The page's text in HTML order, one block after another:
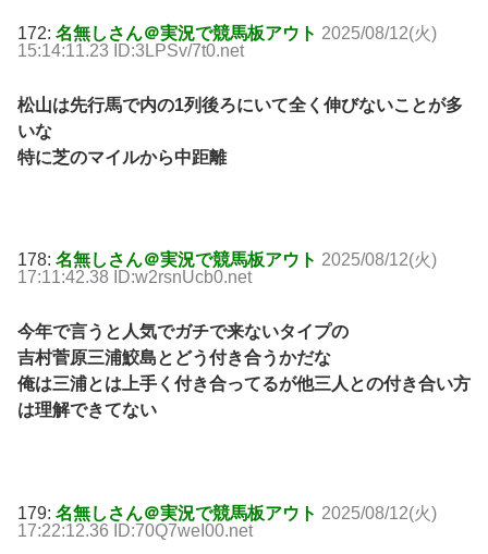
172: 名無しさん＠実況で競馬板アウト 2025/08/12(火)
15:14:11.23 ID:3LPSv/7t0.net
松山は先行馬で内の1列後ろにいて全く伸びないことが多
いな
特に芝のマイルから中距離
178: 名無しさん＠実況で競馬板アウト 2025/08/12(火)
17:11:42.38 ID:w2rsnUcb0.net
今年で言うと人気でガチで来ないタイプの
吉村菅原三浦鮫島とどう付き合うかだな
俺は三浦とは上手く付き合ってるが他三人との付き合い方
は理解できてない
179: 名無しさん＠実況で競馬板アウト 2025/08/12(火)
17:22:12.36 ID:70Q7weI00.net